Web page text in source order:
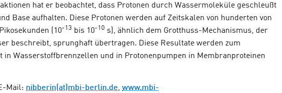
hat er beobachtet, dass Protonen durch Wassermoleküle geschleußt
Base aufhalten. Diese Protonen werden auf Zeitskalen von hunderten von
(10-13 bis 10-10 s), ähnlich dem Grotthuss-Mechanismus, der
beschreibt, sprunghaft übertragen. Diese Resultate werden zum
in Wasserstoffbrennzellen und in Protonenpumpen in Membranproteinen
Mail: nibberin(at)mbi-berlin.de, www.mbi-